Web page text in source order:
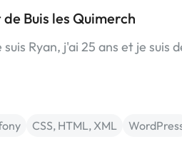
Buis les Quimerch
Ryan, j'ai 25 ans et je suis
CSS, HTML, XML